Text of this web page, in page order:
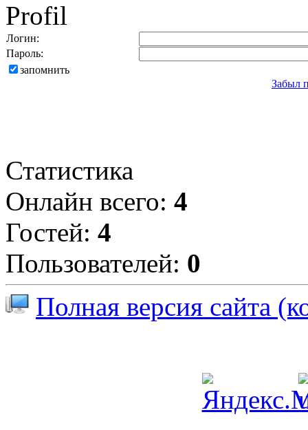
Profil
Логин:
Пароль:
запомнить
Забыл
Статистика
Онлайн всего: 4
Гостей: 4
Пользователей: 0
Полная версия сайта